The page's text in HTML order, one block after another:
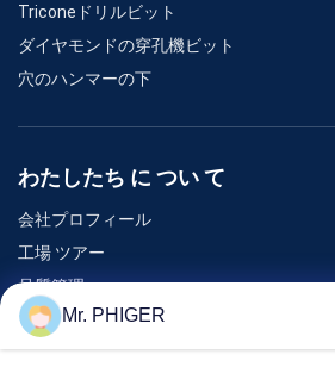
Triconeドリルビット
ダイヤモンドの穿孔機ビット
穴のハンマーの下
わたしたち に つい て
会社プロフィール
工場 ツアー
品質管理
地図
連絡 ください
Mr. PHIGER